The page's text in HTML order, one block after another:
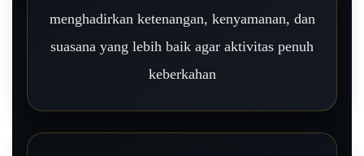
menghadirkan ketenangan, kenyamanan, dan
suasana yang lebih baik agar aktivitas penuh
keberkahan